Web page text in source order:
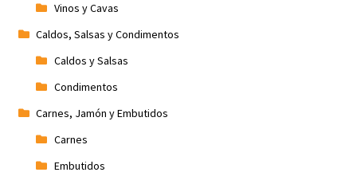
Vinos y Cavas
Caldos, Salsas y Condimentos
Caldos y Salsas
Condimentos
Carnes, Jamón y Embutidos
Carnes
Embutidos